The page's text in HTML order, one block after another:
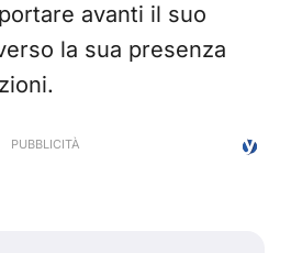
avanti il suo
la sua presenza